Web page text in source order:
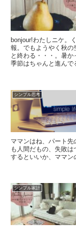
bonjour!わたしニケ。
報。でもようやく秋の
と終わる・・・。暑
季節はちゃんと進ん
シンプル思考
ママンはね、パート
も人間だもの、失敗
するといいか、ママン
シンプル家計